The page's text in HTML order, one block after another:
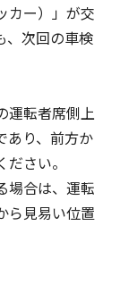
カー）」が交
、次回の車検
運転者席側上
あり、前方か
さい。
場合は、運転
ら見易い位置